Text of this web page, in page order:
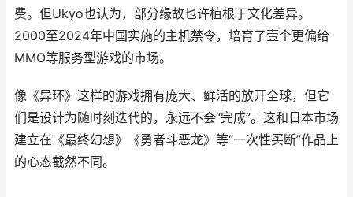
费。但Ukyo也认为，部分缘故也许植根于文化差异。
2000至2024年中国实施的主机禁令，培育了壹个更偏给
MMO等服务型游戏的市场。
像《异环》这样的游戏拥有庞大、鲜活的放开全球，但它
们是设计为随时刻迭代的，永远不会“完成”。这和日本市场
建立在《最终幻想》《勇者斗恶龙》等“一次性买断”作品上
的心态截然不同。